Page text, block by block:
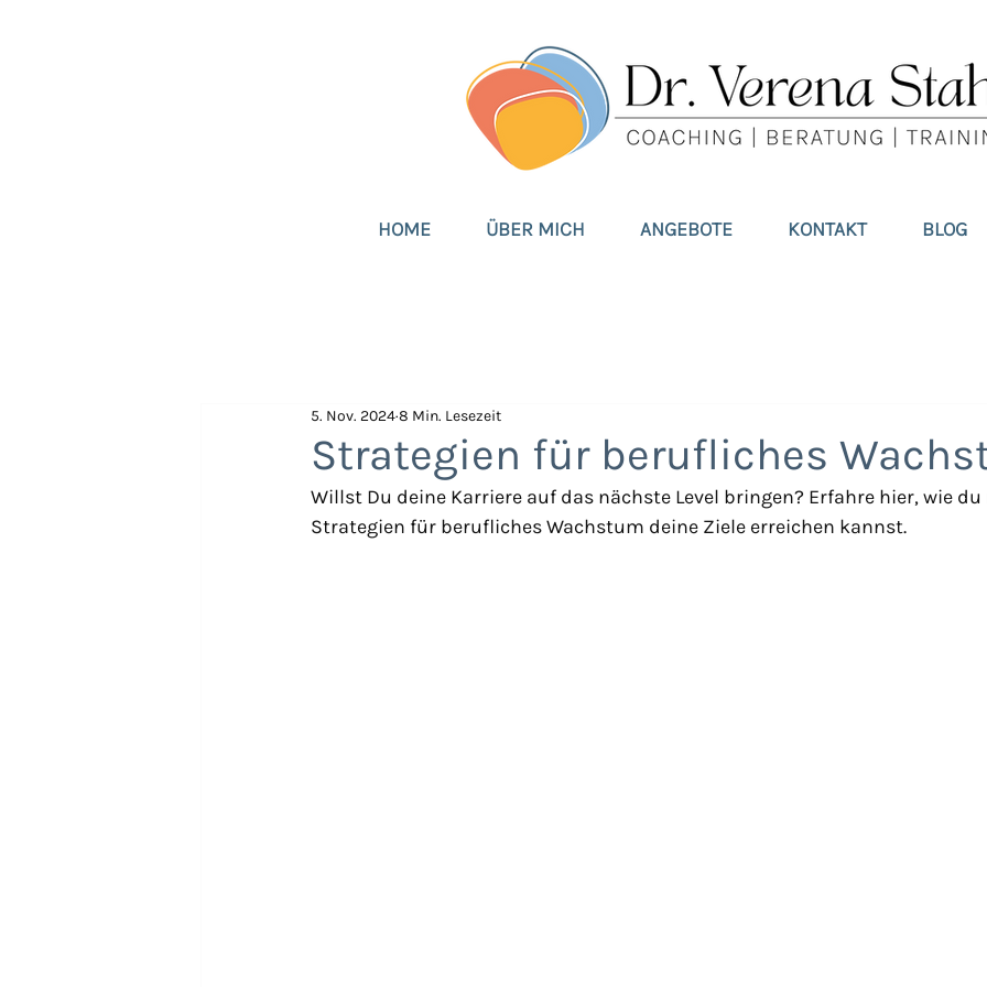
HOME ÜBER MICH ANGEBOTE KONTAKT BLOG
Strategien für berufliches
5. Nov. 20248 Min. Lesezeit
Willst Du deine Karriere auf das nächste Level bringen? Erfahre hier, wie
Strategien für berufliches Wachstum deine Ziele erreichen kannst.